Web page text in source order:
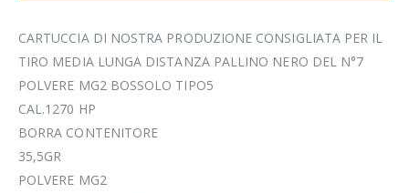
CARTUCCIA DI NOSTRA PRODUZIONE CONSIGLIATA PER IL
TIRO MEDIA LUNGA DISTANZA PALLINO NERO DEL N°7
POLVERE MG2 BOSSOLO TIPO5
CAL.1270 HP
BORRA CONTENITORE
35,5GR
POLVERE MG2